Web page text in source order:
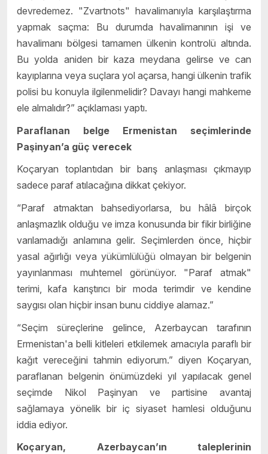
devredemez. "Zvartnots" havalimanıyla karşılaştırma
yapmak saçma: Bu durumda havalimanının işi ve
havalimanı bölgesi tamamen ülkenin kontrolü altında.
Bu yolda aniden bir kaza meydana gelirse ve can
kayıplarına veya suçlara yol açarsa, hangi ülkenin trafik
polisi bu konuyla ilgilenmelidir? Davayı hangi mahkeme
ele almalıdır?” açıklaması yaptı.
Paraflanan belge Ermenistan seçimlerinde
Paşinyan’a güç verecek
Koçaryan toplantıdan bir barış anlaşması çıkmayıp
sadece paraf atılacağına dikkat çekiyor.
“Paraf atmaktan bahsediyorlarsa, bu hâlâ birçok
anlaşmazlık olduğu ve imza konusunda bir fikir birliğine
varılamadığı anlamına gelir. Seçimlerden önce, hiçbir
yasal ağırlığı veya yükümlülüğü olmayan bir belgenin
yayınlanması muhtemel görünüyor. "Paraf atmak"
terimi, kafa karıştırıcı bir moda terimdir ve kendine
saygısı olan hiçbir insan bunu ciddiye alamaz.”
“Seçim süreçlerine gelince, Azerbaycan tarafının
Ermenistan'a belli kitleleri etkilemek amacıyla paraflı bir
kağıt vereceğini tahmin ediyorum.” diyen Koçaryan,
paraflanan belgenin önümüzdeki yıl yapılacak genel
seçimde Nikol Paşinyan ve partisine avantaj
sağlamaya yönelik bir iç siyaset hamlesi olduğunu
iddia ediyor.
Koçaryan, Azerbaycan’ın taleplerinin